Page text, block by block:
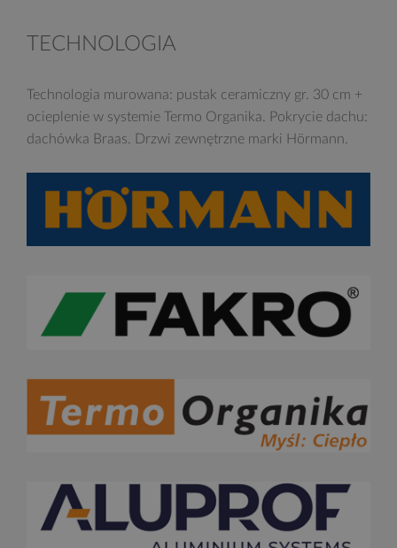
TECHNOLOGIA
Technologia murowana: pustak ceramiczny gr. 30 cm +
ocieplenie w systemie Termo Organika. Pokrycie dachu:
dachówka Braas. Drzwi zewnętrzne marki Hörmann.